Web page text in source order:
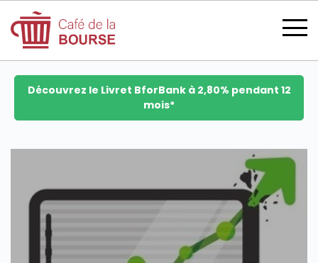
se connecter
devenir membre
Découvrez le Livret BforBank à 2,80% pendant 12
mois*